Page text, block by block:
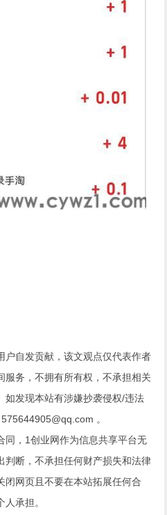
户自发贡献，该文观点仅代表作者
服务，不拥有所有权，不承担相关
如发现本站有涉嫌抄袭侵权/违法
。
同，1创业网作为信息共享平台无
判断，不承担任何财产损失和法律
闭网页且不要在本站拓展任何合
承担。